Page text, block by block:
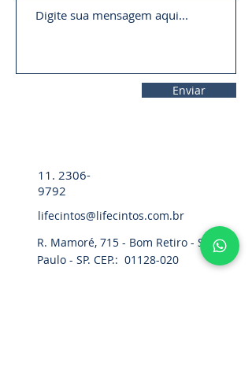
Enviar
11. 2306-
9792
lifecintos@lifecintos.com.br
R. Mamoré, 715 - Bom Retiro - São
Paulo - SP. CEP.: 01128-020